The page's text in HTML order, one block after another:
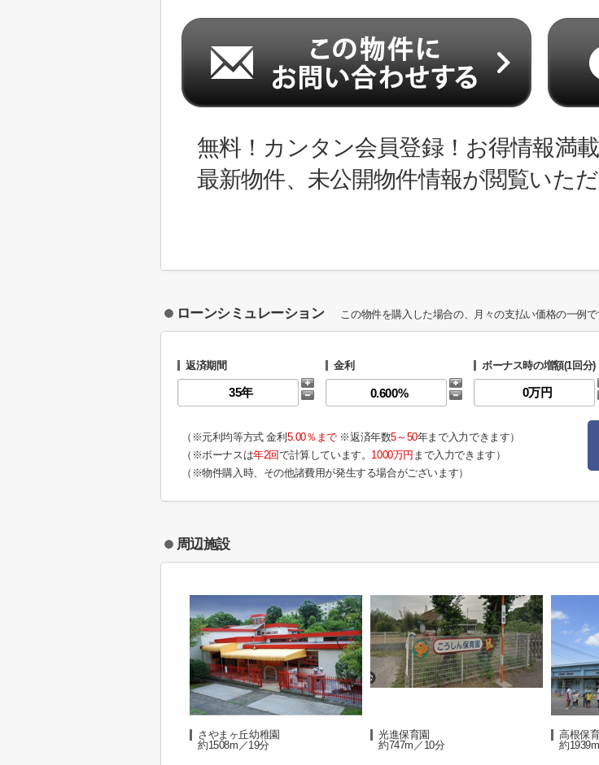
無料！カンタン会員登録！お得情報満載
最新物件、未公開物件情報が閲覧いただ
ローンシミュレーション この物件を購入した場合の、月々の支払い価格の一例
返済期間 金利 ボーナス時の増額(1回分)
（※元利均等方式 金利 5.00％まで※返済年数5～50年まで入力できます）
（※ボーナスは年2回で計算しています。 1000万円 まで入力できます）
（※物件購入時、その他諸費用が発生する場合がございます）
周辺施設
さやまヶ丘幼稚園
約1508m／19分
光進保育園
約747m／10分
高根保
約